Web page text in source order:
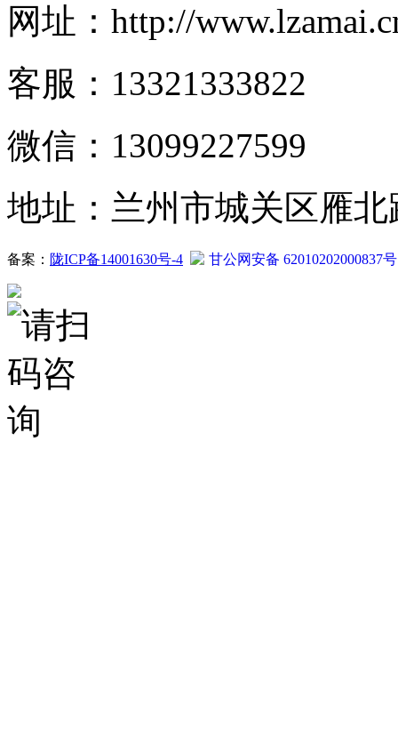
网址：http://
客服：13321333822
微信：13099227599
地址：兰州市城关区雁北
备案： 陇ICP备14001630号-4 甘公网安备 62010202000837号